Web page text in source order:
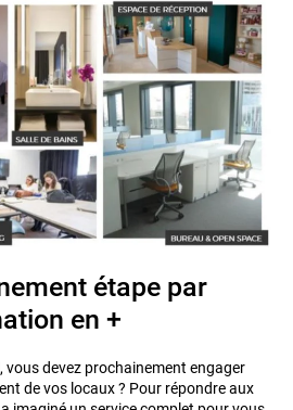
étape par
en +
vous devez prochainement engager
de vos locaux ? Pour répondre aux